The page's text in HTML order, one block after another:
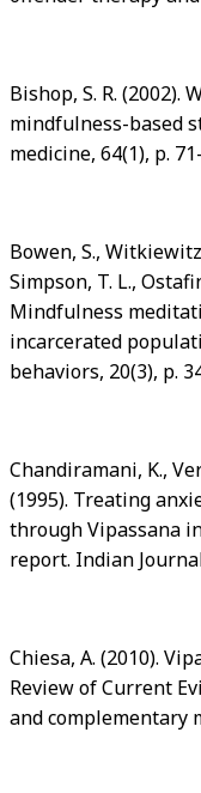
Bishop, S. R. (2002).
mindfulness-based
medicine, 64(1), p.
Bowen, S.,
Simpson, T. L.,
Mindfulness
incarcerated
behaviors, 20(3), p.
Chandiramani, K.,
(1995). Treating
through Vipassana
report. Indian
Chiesa, A. (2010).
Review of Current
and complementary